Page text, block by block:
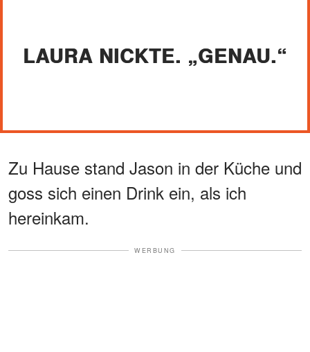
LAURA NICKTE. „GENAU.“
Zu Hause stand Jason in der Küche und
goss sich einen Drink ein, als ich
hereinkam.
WERBUNG